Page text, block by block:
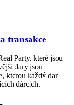
transakce
Party, které jsou
dary jsou
kterou každý dar
dárcích.